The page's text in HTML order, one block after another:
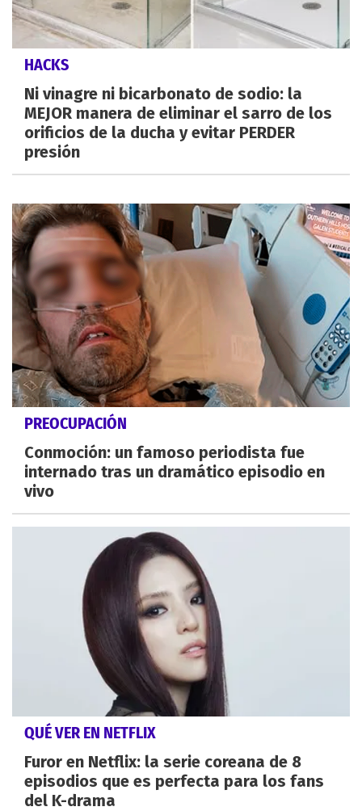
HACKS
Ni vinagre ni bicarbonato de sodio: la
MEJOR manera de eliminar el sarro de los
orificios de la ducha y evitar PERDER
presión
PREOCUPACIÓN
Conmoción: un famoso periodista fue
internado tras un dramático episodio en
vivo
QUÉ VER EN NETFLIX
Furor en Netflix: la serie coreana de 8
episodios que es perfecta para los fans
del K-drama